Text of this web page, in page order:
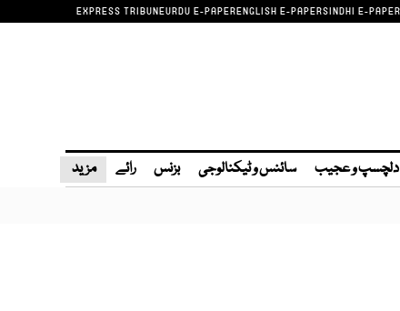
EXPRESS TRIBUNEURDU E-PAPERENGLISH E-PAPERSINDHI E-PAPER
دلچسپ و عجیب سائنس و ٹیکنالوجی بزنس رائے مزید